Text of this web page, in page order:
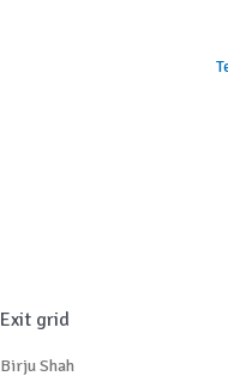
Exit grid
Birju Shah